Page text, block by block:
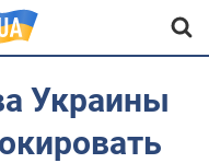
Украины